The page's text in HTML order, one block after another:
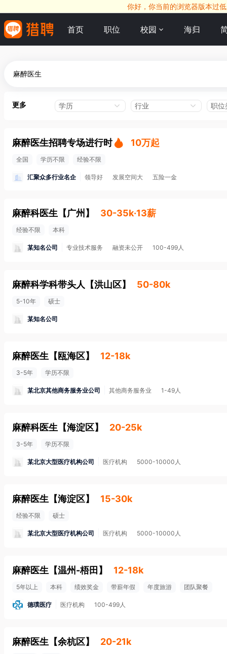
你好，你当前的浏览器版本过
首页 职位 校园 海归
更多 学历 行业 职位
麻醉医生招聘专场进行时 10万起
全国 学历不限 经验不限
汇聚众多行业名企 领导好 发展空间大 五险一金
麻醉科医生 【广州 】 30-35k·13薪
经验不限 本科
某知名公司 专业技术服务 融资未公开 100-499人
麻醉科学科带头人 【洪山区】 50-80k
5-10年 硕士
某知名公司
麻醉医生 【 瓯海区】 12-18k
3-5年 学历不限
某北京其他商务服务业公司 其他商务服务业 1-49人
麻醉科医生 【海淀区】 20-25k
3-5年 学历不限
某北京大型医疗机构公司 医疗机构 5000-10000人
麻醉医生 【海淀区】 15-30k
经验不限 硕士
某北京大型医疗机构公司 医疗机构 5000-10000人
麻醉医生 【温州-梧田 】 12-18k
5年以上 本科 绩效奖金 带薪年假 年度旅游 团队聚餐
德璞医疗 医疗机构 100-499人
麻醉医生 【余杭区】 20-21k